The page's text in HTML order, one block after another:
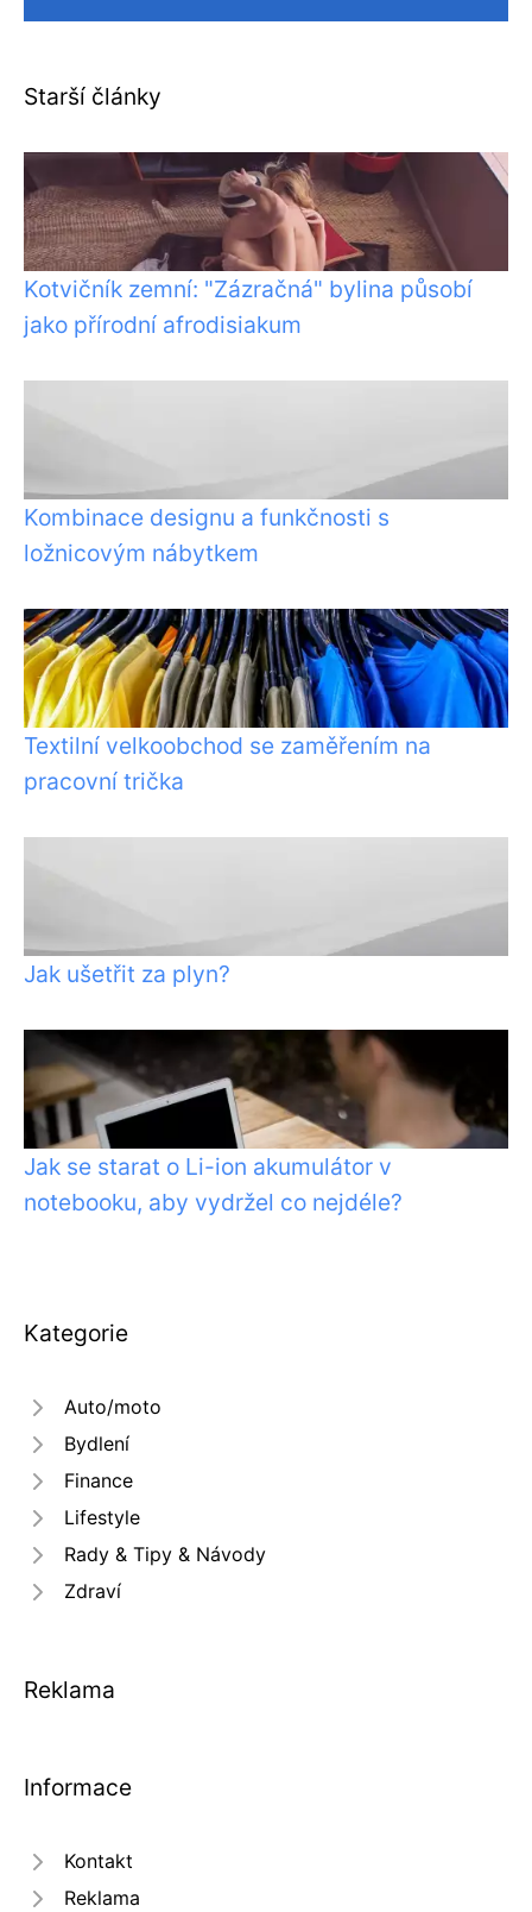
Starší články
Kotvičník zemní: "Zázračná" bylina působí
jako přírodní afrodisiakum
Kombinace designu a funkčnosti s
ložnicovým nábytkem
Textilní velkoobchod se zaměřením na
pracovní trička
Jak ušetřit za plyn?
Jak se starat o Li-ion akumulátor v
notebooku, aby vydržel co nejdéle?
Kategorie
Auto/moto
Bydlení
Finance
Lifestyle
Rady & Tipy & Návody
Zdraví
Reklama
Informace
Kontakt
Reklama